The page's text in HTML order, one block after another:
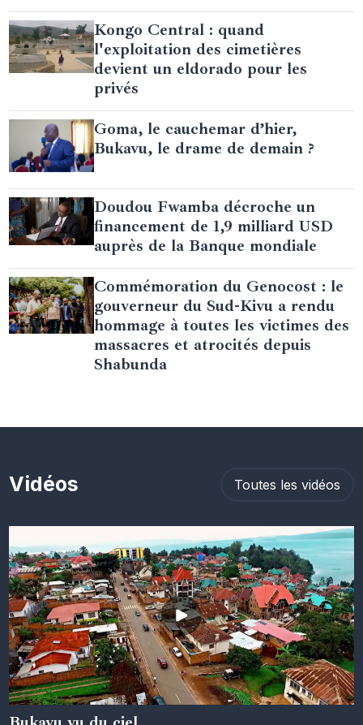
Kongo Central : quand
l'exploitation des cimetières
devient un eldorado pour les
privés
Goma, le cauchemar d’hier,
Bukavu, le drame de demain ?
Doudou Fwamba décroche un
financement de 1,9 milliard USD
auprès de la Banque mondiale
Commémoration du Genocost : le
gouverneur du Sud-Kivu a rendu
hommage à toutes les victimes des
massacres et atrocités depuis
Shabunda
Vidéos Toutes les vidéos
05 juin 2024